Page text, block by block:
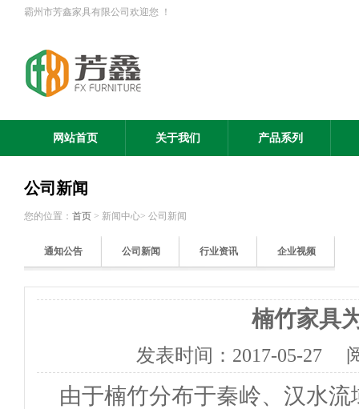
霸州市芳鑫家具有限公司欢迎您 ！
网站首页 关于我们 产品系列
公司新闻
您的位置： 首页 > 新闻中心> 公司新闻
通知公告 公司新闻 行业资讯 企业视频
楠竹家具
发表时间： 2017-05-27 阅
由于楠竹分布于秦岭、汉水